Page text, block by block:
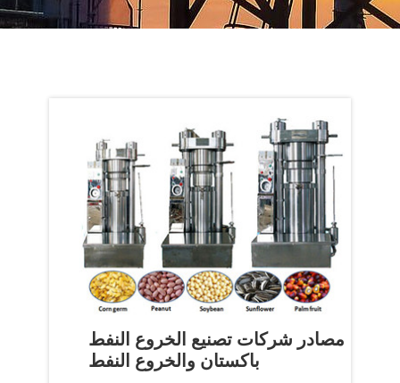
مصادر شركات تصنيع الخروع النفط
باكستان والخروع النفط